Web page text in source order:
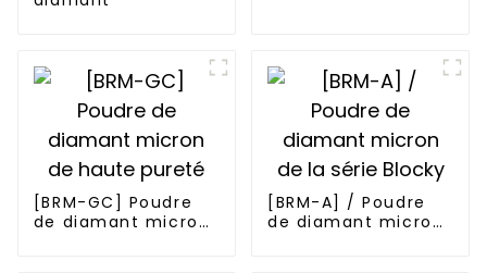
[BRM-GC] Poudre
de diamant micron
[BRM-A] / Poudre
de diamant micron